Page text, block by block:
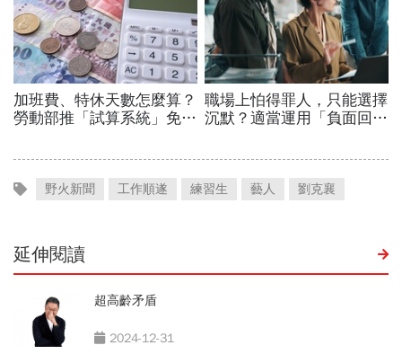
野火新聞 工作順遂 練習生 藝人 劉克襄
延伸閱讀
超高齡矛盾
2024-12-31